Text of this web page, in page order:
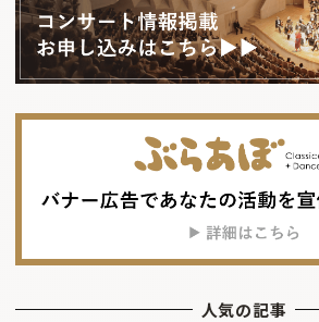
人気の記事